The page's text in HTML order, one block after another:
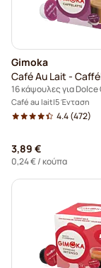
Gimoka
Café Au Lait -
16 κάψουλες για
Café au lait 5 Ένταση
4.4(472)
3,89 €
0,24 €/ κούπα